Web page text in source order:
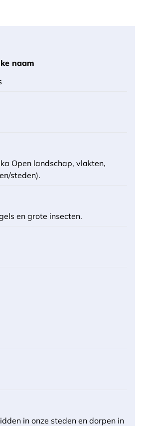
naam
Open landschap, vlakten,
steden).
en grote insecten.
in onze steden en dorpen in